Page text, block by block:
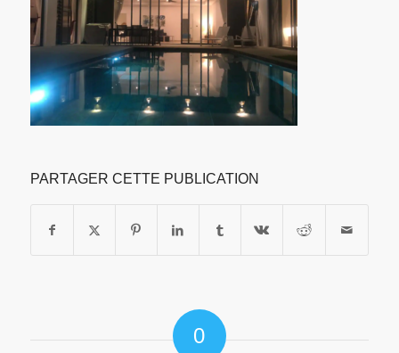
PARTAGER CETTE PUBLICATION
0